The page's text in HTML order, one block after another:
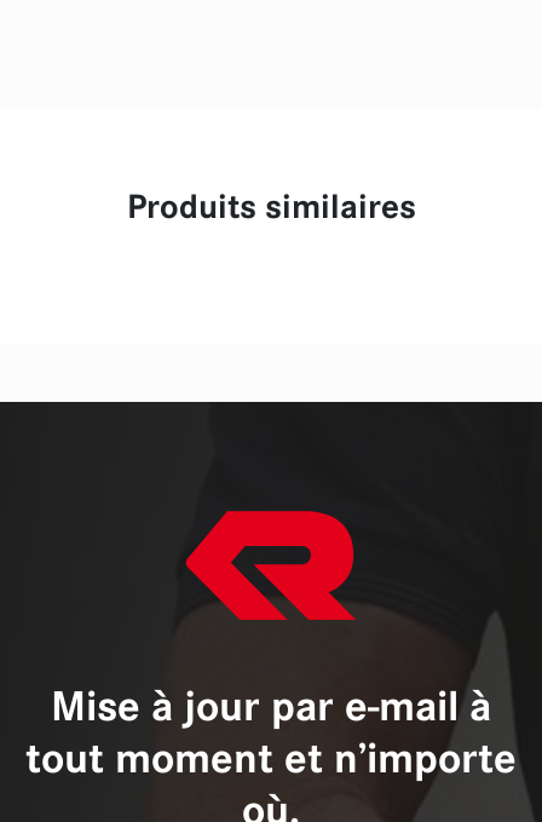
Produits similaires
Mise à jour par e-mail à
tout moment et n’importe
où.